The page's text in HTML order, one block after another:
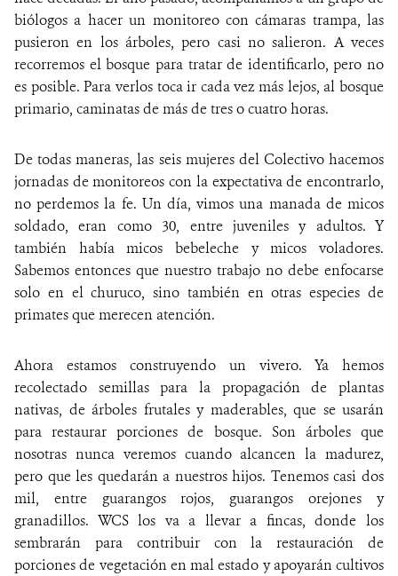
biólogos a hacer un monitoreo con cámaras trampa, las
pusieron en los árboles, pero casi no salieron. A veces
recorremos el bosque para tratar de identificarlo, pero no
es posible. Para verlos toca ir cada vez más lejos, al bosque
primario, caminatas de más de tres o cuatro horas.
De todas maneras, las seis mujeres del Colectivo hacemos
jornadas de monitoreos con la expectativa de encontrarlo,
no perdemos la fe. Un día, vimos una manada de micos
soldado, eran como 30, entre juveniles y adultos. Y
también había micos bebeleche y micos voladores.
Sabemos entonces que nuestro trabajo no debe enfocarse
solo en el churuco, sino también en otras especies de
primates que merecen atención.
Ahora estamos construyendo un vivero. Ya hemos
recolectado semillas para la propagación de plantas
nativas, de árboles frutales y maderables, que se usarán
para restaurar porciones de bosque. Son árboles que
nosotras nunca veremos cuando alcancen la madurez,
pero que les quedarán a nuestros hijos. Tenemos casi dos
mil, entre guarangos rojos, guarangos orejones y
granadillos. WCS los va a llevar a fincas, donde los
sembrarán para contribuir con la restauración de
porciones de vegetación en mal estado y apoyarán cultivos